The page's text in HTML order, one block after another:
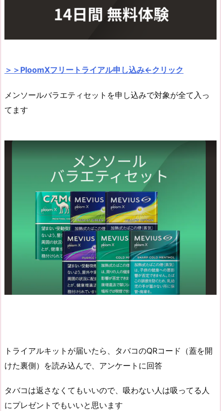
＞＞PloomXフリートライアル申し込み←クリック
メンソールバラエティセットを申し込みで対象が全て入っ
てます
トライアルキットが届いたら、タバコのQRコード（蓋を開
けた裏側）を読み込んで、アンケートに回答
タバコは返さなくてもいいので、吸わない人は吸ってる人
にプレゼントでもいいと思います